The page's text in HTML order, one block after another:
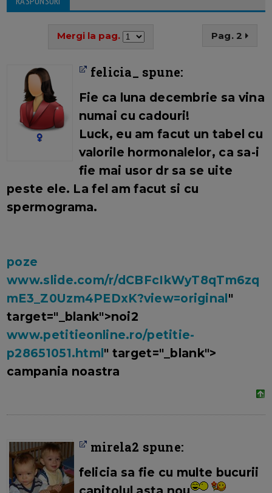
Mergi la pag. Pag. 2
felicia_ spune:
Fie ca luna decembrie sa vina
numai cu cadouri!
Luck, eu am facut un tabel cu
valorile hormonalelor, ca sa-i
fie mai usor dr sa se uite
peste ele. La fel am facut si cu
spermograma.
poze
www.slide.com/r/dCBFcIkWyT8qTm6zq
mE3_Z0Uzm4PEDxK?view=original"
target="_blank">noi2
www.petitieonline.ro/petitie-
p28651051.html" target="_blank">
campania noastra
mirela2 spune:
felicia sa fie cu multe bucurii